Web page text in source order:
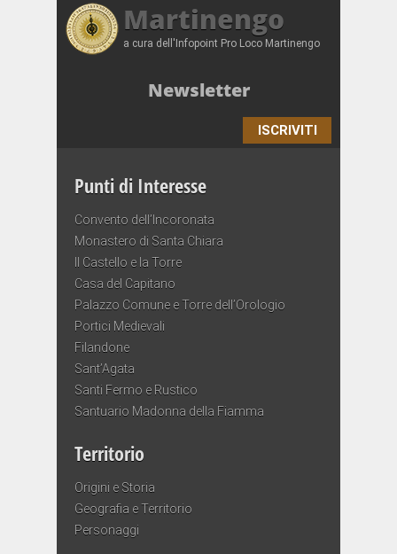
Martinengo
a cura dell'Infopoint Pro Loco Martinengo
Newsletter
ISCRIVITI
Punti di Interesse
Convento dell’Incoronata
Monastero di Santa Chiara
Il Castello e la Torre
Casa del Capitano
Palazzo Comune e Torre dell’Orologio
Portici Medievali
Filandone
Sant’Agata
Santi Fermo e Rustico
Santuario Madonna della Fiamma
Territorio
Origini e Storia
Geografia e Territorio
Personaggi